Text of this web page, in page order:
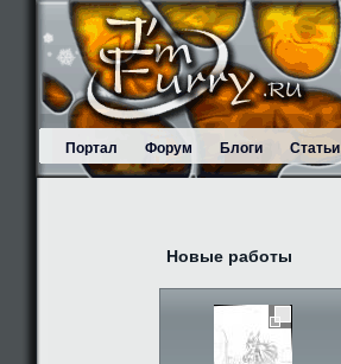
Портал Форум Блоги Статьи
Новые работы